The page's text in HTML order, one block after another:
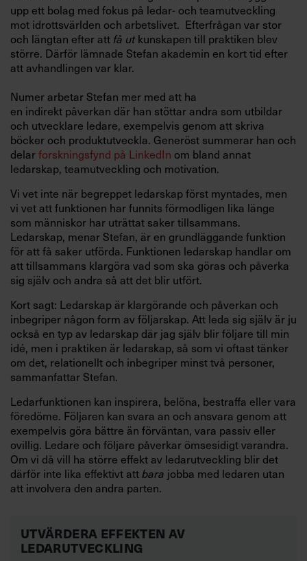
upp ett bolag med fokus på ledar- och teamutveckling
mot idrottsvärlden och arbetslivet. Efterfrågan var stor
och längtan efter att få utkunskapen till praktiken blev
större. Därför lämnade Stefan akademin en kort tid efter
att avhandlingen var klar.
Numer arbetar Stefan mer med att ha
en indirekt påverkan där han stöttar andra som utbildar
och utvecklare ledare, exempelvis genom att skriva
böcker och produktutveckla. Generöst summerar han och
delarforskningsfynd på LinkedIn om bland annat
ledarskap, teamutveckling och motivation.
Vi vet inte när begreppet ledarskap först myntades, men
vi vet att funktionen har funnits förmodligen lika länge
som människor har uträttat saker tillsammans.
Ledarskap, menar Stefan, är en grundläggande funktion
för att få saker utförda. Funktionen ledarskap handlar om
att tillsammans klargöra vad som ska göras och påverka
sig själv och andra så att det blir utfört.
Kort sagt: Ledarskap är klargörande och påverkan och
inbegriper någon form av följarskap. Att leda sig själv är ju
också en typ av ledarskap där jag själv blir följare till min
idé, men i praktiken är ledarskap, så som vi oftast tänker
om det, relationellt och inbegriper minst två personer,
sammanfattar Stefan.
Ledarfunktionen kan inspirera, belöna, bestraffa eller vara
föredöme. Följaren kan svara an och ansvara genom att
exempelvis göra bättre än förväntan, vara passiv eller
ovillig. Ledare och följare påverkar ömsesidigt varandra.
Om vi då vill ha större effekt av ledarutveckling blir det
därför inte lika effektivt attbara jobba med ledaren utan
att involvera den andra parten.
UTVÄRDERA EFFEKTEN AV
LEDARUTVECKLING